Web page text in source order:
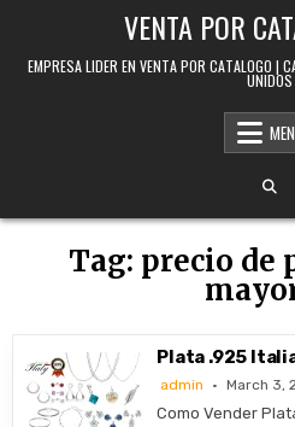
VENTA POR
EMPRESA LIDER EN VENTA POR CATALOGO |
UNIDOS
Tag: precio de
Plata .925
admin March 3,
Como Vender